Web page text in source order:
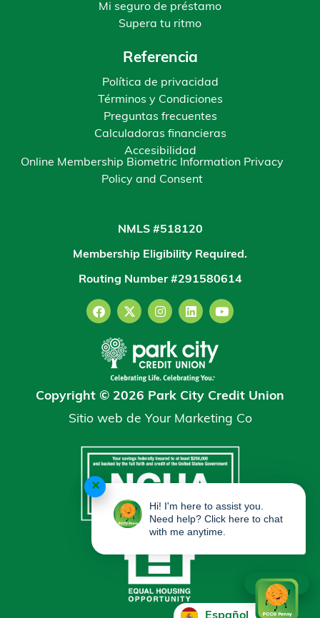
Mi seguro de préstamo
Supera tu ritmo
Referencia
Política de privacidad
Términos y Condiciones
Preguntas frecuentes
Calculadoras financieras
Accesibilidad
Online Membership Biometric Information Privacy
Policy and Consent
NMLS #518120
Membership Eligibility Required.
Routing Number #291580614
Copyright © 2026 Park City Credit Union
Sitio web de Your Marketing Co
✕
Hi! I'm here to assist you.
Need help? Click here to chat
with me anytime.